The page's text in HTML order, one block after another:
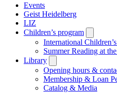
Events
Geist Heidelberg
LIZ
Children’s program
submenu
International
Summer Reading at
Library
submenu
Opening hours &
Membership & Loan
Catalog & Media